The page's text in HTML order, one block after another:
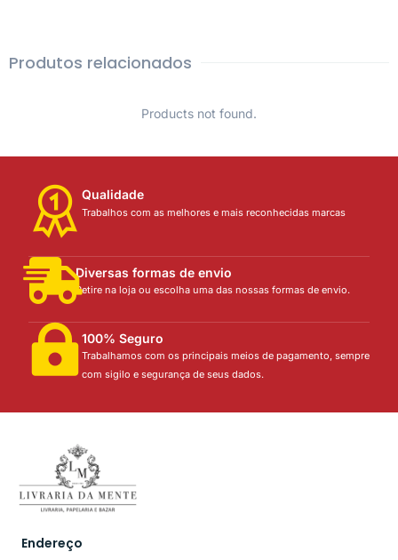
Produtos relacionados
Products not found.
Qualidade
Trabalhos com as melhores e mais reconhecidas marcas
Diversas formas de envio
Retire na loja ou escolha uma das nossas formas de envio.
100% Seguro
Trabalhamos com os principais meios de pagamento, sempre
com sigilo e segurança de seus dados.
Endereço